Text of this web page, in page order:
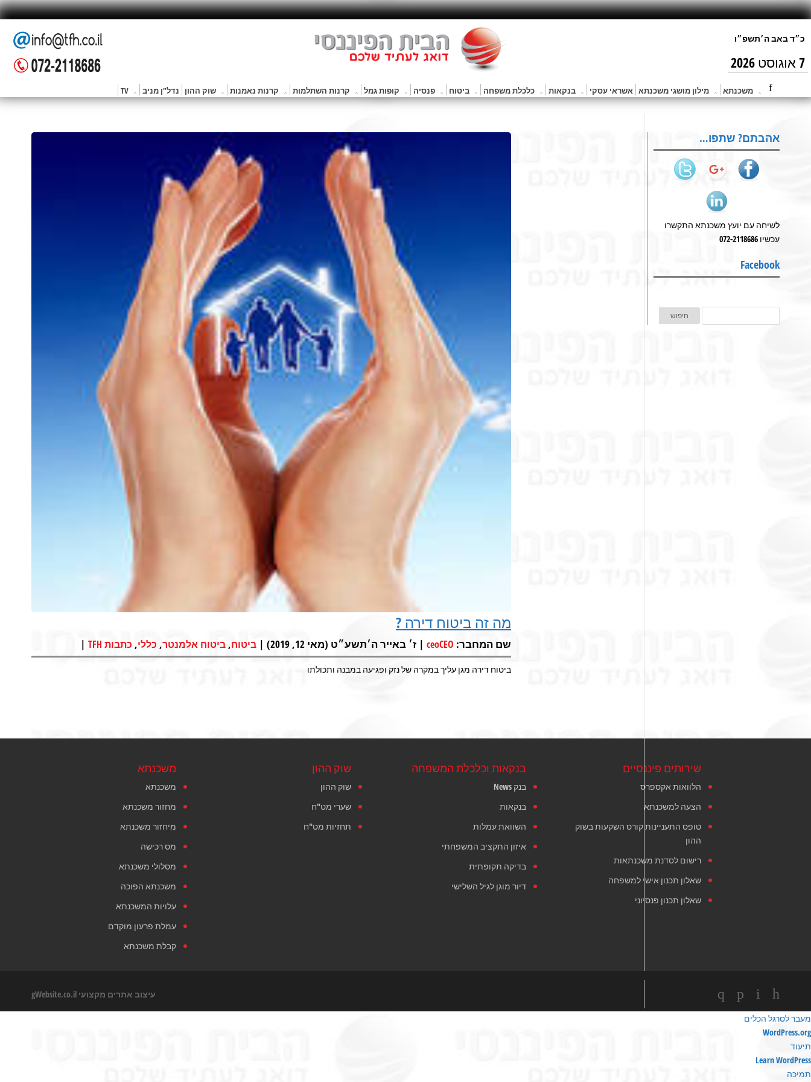
7 אוגוסט 2026
משכנתא מילון מושגי משכנתא אשראי עסקי בנקאות כלכלת משפחה ביטוח פנסיה קופות גמל קרנות השתלמות קרנות נאמנות שוק ההון נדל"ן מניב TV
מה זה ביטוח דירה ?
שם המחבר: ceoCEO | ז׳ באייר ה׳תשע״ט (מאי 12, 2019) | ביטוח, ביטוח אלמנטר, כללי, כתבות TFH |
ביטוח דירה מגן עליך במקרה של נזק ופגיעה במבנה ותכולתו
אהבתם? שתפו…
לשיחה עם יועץ משכנתא התקשרו
עכשיו 072-2118686
Facebook
משכנתא
משכנתא
מחזור משכנתא
מיחזור משכנתא
מס רכישה
מסלולי משכנתא
משכנתא הפוכה
עלויות המשכנתא
עמלת פרעון מוקדם
קבלת משכנתא
שוק ההון
שוק ההון
שערי מט"ח
תחזיות מט"ח
בנקאות וכלכלת המשפחה
בנק News
בנקאות
השוואת עמלות
איזון התקציב המשפחתי
בדיקה תקופתית
דיור מוגן לגיל השלישי
שירותים פיננסיים
הלוואות אקספרס
הצעה למשכנתא
טופס התעניינות קורס השקעות בשוק
ההון
רישום לסדנת משכנתאות
שאלון תכנון אישי למשפחה
שאלון תכנון פנסיוני
עיצוב אתרים מקצועי
מעבר לסרגל הכלים
אודות
וורדפרס
WordPress.org
תיעוד
Learn WordPress
תמיכה